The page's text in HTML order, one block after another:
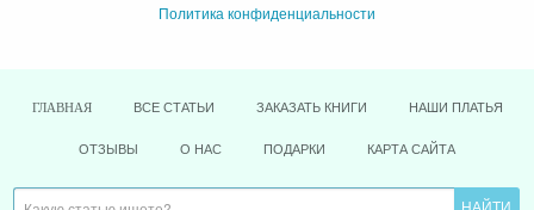
Политика конфиденциальности
ГЛАВНАЯ ВСЕ СТАТЬИ ЗАКАЗАТЬ КНИГИ НАШИ ПЛАТЬЯ
ОТЗЫВЫ О НАС ПОДАРКИ КАРТА САЙТА